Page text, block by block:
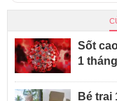
Sốt
1
Bé trai